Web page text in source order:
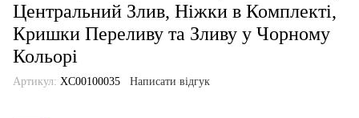
Центральний Злив, Ніжки в Комплекті,
Кришки Переливу та Зливу у Чорному
Кольорі
Артикул: XC00100035 Написати відгук